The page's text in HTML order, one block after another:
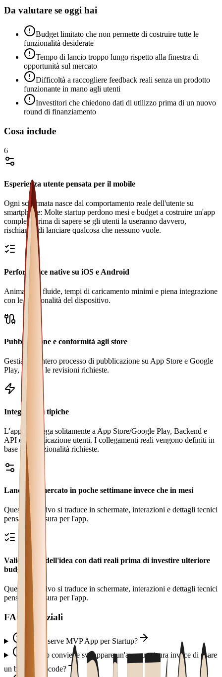
Da valutare se oggi hai
Budget limitato che non permette di costruire tutte le
funzionalità desiderate
Tempo di lancio troppo lungo rispetto alla finestra di
opportunità sul mercato
Difficoltà a raccogliere feedback reali senza un prodotto
funzionante in mano agli utenti
Investitori che chiedono dati di utilizzo prima di un nuovo
round di finanziamento
Cosa include
6
Esperienza utente pensata per il mobile
Ogni schermata nasce dal comportamento reale dell'utente su
smartphone: Molte startup perdono mesi e budget a costruire un'app
completa prima di sapere se gli utenti la useranno davvero,
rischiando di lanciare qualcosa che nessuno vuole.
Performance native su iOS e Android
Animazioni fluide, tempi di caricamento minimi e piena integrazione
con le funzionalità del dispositivo.
Pubblicazione e conformità agli store
Gestiamo l'intero processo di pubblicazione su App Store e Google
Play, incluse le revisioni richieste.
Integrazioni tipiche
L'app si collega solitamente a App Store/Google Play, Backend e
API e Autenticazione utenti. I collegamenti reali vengono definiti in
base alle funzionalità richieste.
Lancio sul mercato in poche settimane invece che in mesi
Questo obiettivo si traduce in schermate, interazioni e dettagli tecnici
pensati su misura per l'app.
Validazione dell'idea con dati reali prima di investire ulteriore
budget
Questo obiettivo si traduce in schermate, interazioni e dettagli tecnici
pensati su misura per l'app.
FAQ essenziali
A cosa serve MVP App per Startup?
Quando conviene sviluppare un'app su misura invece di usare
un builder no-code?